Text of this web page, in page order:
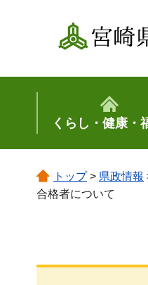
宮崎県
くらし・健康・
トップ> 県政情報
合格者について